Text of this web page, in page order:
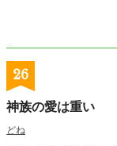
26
神族の愛は重い
どね